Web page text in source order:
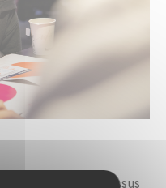
11 à 18 ans et issus